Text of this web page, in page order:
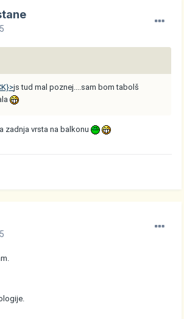
js tud mal poznej....sam bom tabolš
zadnja vrsta na balkonu